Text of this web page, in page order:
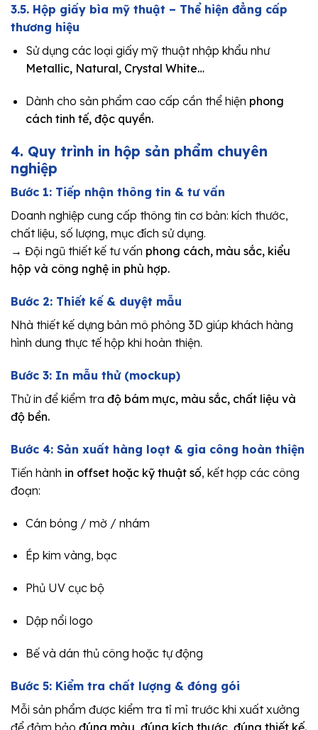
3.5. Hộp giấy bìa mỹ thuật – Thể hiện đẳng cấp
thương hiệu
Sử dụng các loại giấy mỹ thuật nhập khẩu như
Metallic, Natural, Crystal White…
Dành cho sản phẩm cao cấp cần thể hiện phong
cách tinh tế, độc quyền.
4. Quy trình in hộp sản phẩm chuyên
nghiệp
Bước 1: Tiếp nhận thông tin & tư vấn
Doanh nghiệp cung cấp thông tin cơ bản: kích thước,
chất liệu, số lượng, mục đích sử dụng.
→ Đội ngũ thiết kế tư vấn phong cách, màu sắc, kiểu
hộp và công nghệ in phù hợp.
Bước 2: Thiết kế & duyệt mẫu
Nhà thiết kế dựng bản mô phỏng 3D giúp khách hàng
hình dung thực tế hộp khi hoàn thiện.
Bước 3: In mẫu thử (mockup)
Thử in để kiểm tra độ bám mực, màu sắc, chất liệu và
độ bền.
Bước 4: Sản xuất hàng loạt & gia công hoàn thiện
Tiến hành in offset hoặc kỹ thuật số, kết hợp các công
đoạn:
Cán bóng / mờ / nhám
Ép kim vàng, bạc
Phủ UV cục bộ
Dập nổi logo
Bế và dán thủ công hoặc tự động
Bước 5: Kiểm tra chất lượng & đóng gói
Mỗi sản phẩm được kiểm tra tỉ mỉ trước khi xuất xưởng
để đảm bảo đúng màu, đúng kích thước, đúng thiết kế.